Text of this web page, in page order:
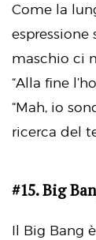
Come la
maschio ci
“Alla fine
“Mah, io
ricerca del
#15. Big
Il Big Bang